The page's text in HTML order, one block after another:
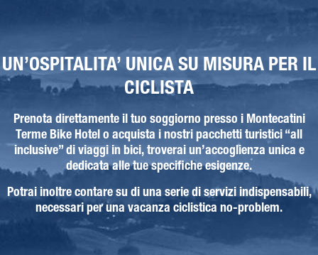
UN’OSPITALITA’ UNICA SU MISURA PER IL
CICLISTA
Prenota direttamente il tuo soggiorno presso i Montecatini
Terme Bike Hotel o acquista i nostri pacchetti turistici “all
inclusive” di viaggi in bici, troverai un’accoglienza unica e
dedicata alle tue specifiche esigenze.
Potrai inoltre contare su di una serie di servizi indispensabili,
necessari per una vacanza ciclistica no-problem.